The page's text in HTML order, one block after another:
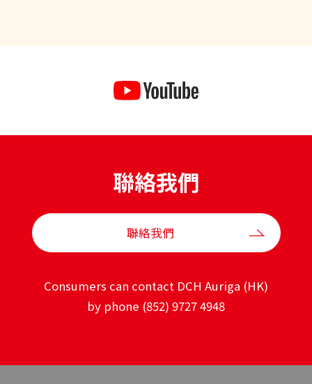
聯絡我們
聯絡我們
Consumers can contact DCH Auriga (HK)
by phone (852) 9727 4948